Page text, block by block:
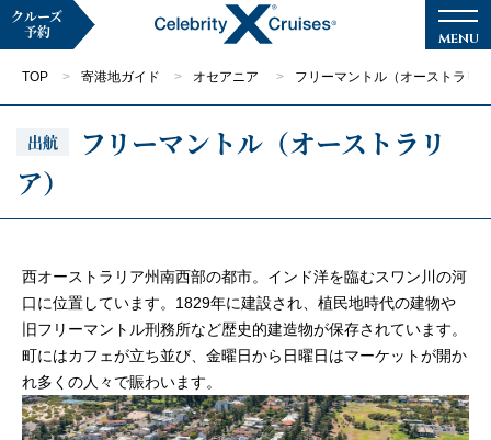
マイページ
クルーズ検索
キャンペーン・特集
クルーズの楽しみ方
クルーズ
予約
TOP 寄港地ガイド オセアニア フリーマントル（オーストラリ
出航
フリーマントル（オーストラリ
ア）
西オーストラリア州南西部の都市。インド洋を臨むスワン川の河
口に位置しています。1829年に建設され、植民地時代の建物や
旧フリーマントル刑務所など歴史的建造物が保存されています。
町にはカフェが立ち並び、金曜日から日曜日はマーケットが開か
れ多くの人々で賑わいます。